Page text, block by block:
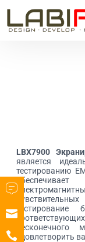
LBX7900
является
тестированию
тестирование
удовлетворить